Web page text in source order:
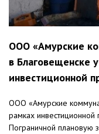
ООО «Амурские
в Благовещенске
инвестиционной
ООО «Амурские
рамках
Пограничной плановую